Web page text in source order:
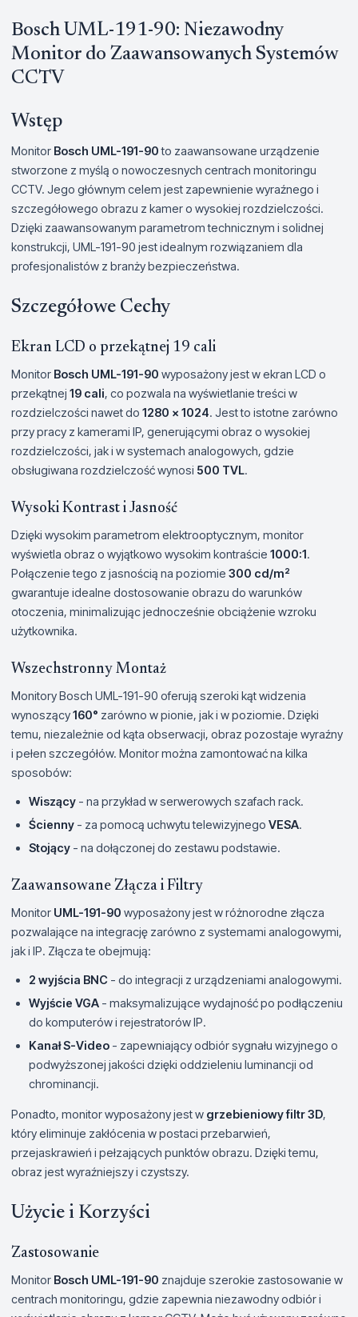
Bosch UML-191-90: Niezawodny
Monitor do Zaawansowanych Systemów
CCTV
Wstęp
Monitor Bosch UML-191-90to zaawansowane urządzenie
stworzone z myślą o nowoczesnych centrach monitoringu
CCTV. Jego głównym celem jest zapewnienie wyraźnego i
szczegółowego obrazu z kamer o wysokiej rozdzielczości.
Dzięki zaawansowanym parametrom technicznym i solidnej
konstrukcji, UML-191-90 jest idealnym rozwiązaniem dla
profesjonalistów z branży bezpieczeństwa.
Szczegółowe Cechy
Ekran LCD o przekątnej 19 cali
Monitor Bosch UML-191-90 wyposażony jest w ekran LCD o
przekątnej 19 cali, co pozwala na wyświetlanie treści w
rozdzielczości nawet do 1280 x 1024. Jest to istotne zarówno
przy pracy z kamerami IP, generującymi obraz o wysokiej
rozdzielczości, jak i w systemach analogowych, gdzie
obsługiwana rozdzielczość wynosi 500 TVL.
Wysoki Kontrast i Jasność
Dzięki wysokim parametrom elektrooptycznym, monitor
wyświetla obraz o wyjątkowo wysokim kontraście 1000:1.
Połączenie tego z jasnością na poziomie 300 cd/m²
gwarantuje idealne dostosowanie obrazu do warunków
otoczenia, minimalizując jednocześnie obciążenie wzroku
użytkownika.
Wszechstronny Montaż
Monitory Bosch UML-191-90 oferują szeroki kąt widzenia
wynoszący160° zarówno w pionie, jak i w poziomie. Dzięki
temu, niezależnie od kąta obserwacji, obraz pozostaje wyraźny
i pełen szczegółów. Monitor można zamontować na kilka
sposobów:
Wiszący - na przykład w serwerowych szafach rack.
Ścienny - za pomocą uchwytu telewizyjnego VESA.
Stojący - na dołączonej do zestawu podstawie.
Zaawansowane Złącza i Filtry
Monitor UML-191-90 wyposażony jest w różnorodne złącza
pozwalające na integrację zarówno z systemami analogowymi,
jak i IP. Złącza te obejmują:
2 wyjścia BNC - do integracji z urządzeniami analogowymi.
Wyjście VGA - maksymalizujące wydajność po podłączeniu
do komputerów i rejestratorów IP.
Kanał S-Video - zapewniający odbiór sygnału wizyjnego o
podwyższonej jakości dzięki oddzieleniu luminancji od
chrominancji.
Ponadto, monitor wyposażony jest w grzebieniowy filtr 3D,
który eliminuje zakłócenia w postaci przebarwień,
przejaskrawień i pełzających punktów obrazu. Dzięki temu,
obraz jest wyraźniejszy i czystszy.
Użycie i Korzyści
Zastosowanie
Monitor Bosch UML-191-90 znajduje szerokie zastosowanie w
centrach monitoringu, gdzie zapewnia niezawodny odbiór i